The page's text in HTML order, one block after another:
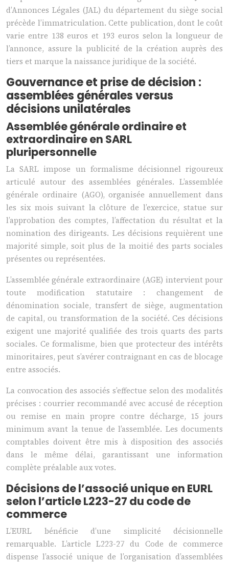
d’Annonces Légales (JAL) du département du siège social
précède l’immatriculation. Cette publication, dont le coût
varie entre 138 euros et 193 euros selon la longueur de
l’annonce, assure la publicité de la création auprès des
tiers et marque la naissance juridique de la société.
Gouvernance et prise de décision :
assemblées générales versus
décisions unilatérales
Assemblée générale ordinaire et
extraordinaire en SARL
pluripersonnelle
La SARL impose un formalisme décisionnel rigoureux
articulé autour des assemblées générales. L’assemblée
générale ordinaire (AGO), organisée annuellement dans
les six mois suivant la clôture de l’exercice, statue sur
l’approbation des comptes, l’affectation du résultat et la
nomination des dirigeants. Les décisions requièrent une
majorité simple, soit plus de la moitié des parts sociales
présentes ou représentées.
L’assemblée générale extraordinaire (AGE) intervient pour
toute modification statutaire : changement de
dénomination sociale, transfert de siège, augmentation
de capital, ou transformation de la société. Ces décisions
exigent une majorité qualifiée des trois quarts des parts
sociales. Ce formalisme, bien que protecteur des intérêts
minoritaires, peut s’avérer contraignant en cas de blocage
entre associés.
La convocation des associés s’effectue selon des modalités
précises : courrier recommandé avec accusé de réception
ou remise en main propre contre décharge, 15 jours
minimum avant la tenue de l’assemblée. Les documents
comptables doivent être mis à disposition des associés
dans le même délai, garantissant une information
complète préalable aux votes.
Décisions de l’associé unique en EURL
selon l’article L223-27 du code de
commerce
L’EURL bénéficie d’une simplicité décisionnelle
remarquable. L’article L223-27 du Code de commerce
dispense l’associé unique de l’organisation d’assemblées